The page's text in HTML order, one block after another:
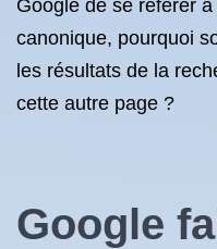
Google de se référer
canonique, pourquoi
les résultats de la
cette autre page ?
Google